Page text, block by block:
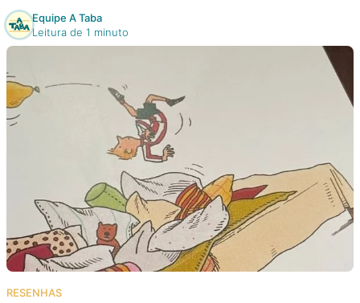
Equipe A Taba
Leitura de 1 minuto
RESENHAS